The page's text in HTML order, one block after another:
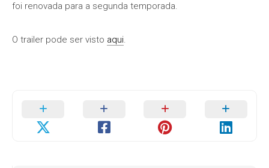
foi renovada para a segunda temporada.
O trailer pode ser visto aqui.